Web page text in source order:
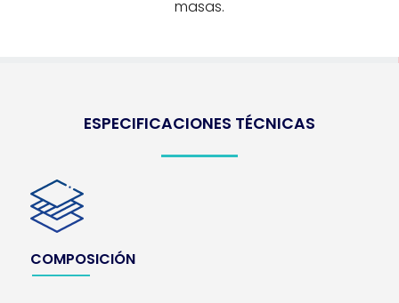
masas.
ESPECIFICACIONES TÉCNICAS
COMPOSICIÓN